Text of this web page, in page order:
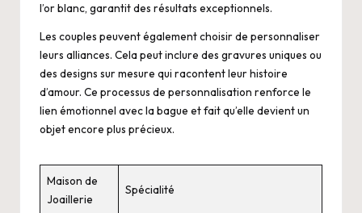
l’or blanc, garantit des résultats exceptionnels.
Les couples peuvent également choisir de personnaliser
leurs alliances. Cela peut inclure des gravures uniques ou
des designs sur mesure qui racontent leur histoire
d’amour. Ce processus de personnalisation renforce le
lien émotionnel avec la bague et fait qu’elle devient un
objet encore plus précieux.
Maison de
Joaillerie
Spécialité